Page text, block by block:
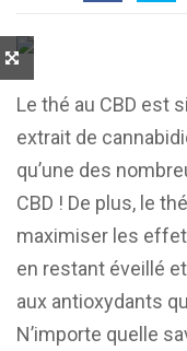
Le thé au CBD est
extrait de
qu’une des
CBD ! De plus, le
maximiser les
en restant éveillé
aux antioxydants
N’importe quelle